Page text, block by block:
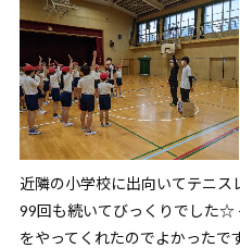
近隣の小学校に出向いてテニス
99回も続いてびっくりでした☆
をやってくれたのでよかったで